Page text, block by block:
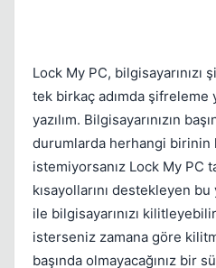
Lock My PC,
tek birkaç adımda
yazılım. Bilgisayarınızın
durumlarda herhangi birinin
istemiyorsanız Lock My PC
kısayollarını destekleyen
ile bilgisayarınızı
isterseniz zamana göre
başında olmayacağınız bir